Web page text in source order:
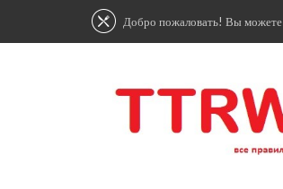
Добро пожаловать! Вы можете